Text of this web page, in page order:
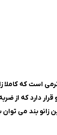
دارد که از
زانو بند می